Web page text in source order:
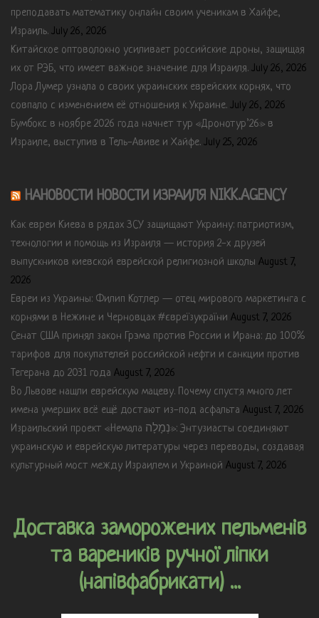
преподавать математику онлайн своим ученикам в Хайфе,
Израиль. July 26, 2026
Китайское оптоволокно усиливает российские дроны, защищая
их от РЭБ, что имеет важное значение для Израиля. July 26, 2026
Лора Лумер узнала о своих украинских еврейских корнях, что
совпало с изменением её отношения к Украине. July 26, 2026
Бумбокс в ноябре 2026 года начнет тур «Дронотур’26» в
Израиле, выступив в Тель-Авиве и Хайфе. July 25, 2026
НАНОВОСТИ НОВОСТИ ИЗРАИЛЯ NIKK.AGENCY
Как евреи Киева в рядах ЗСУ защищают Украину: патриотизм,
технологии и помощь из Израиля — история 2-х друзей
выпускников киевской еврейской религиозной школы August 7,
2026
Евреи из Украины: Филип Котлер — отец мирового маркетинга с
корнями в Нежине и Черновцах #євреїзукраїни August 7, 2026
Сенат США принял закон Грэма против России и Ирана: до 100%
тарифов для покупателей российской нефти и санкции против
Тегерана до 2031 года August 7, 2026
Во Львове нашли еврейскую мацеву. Почему спустя много лет
имена умерших всё ещё достают из-под асфальта August 7, 2026
Израильский проект «Немала נְמָלָה»: Энтузиасты соединяют
украинскую и еврейскую литературы через переводы, создавая
культурный мост между Израилем и Украиной August 7, 2026
Доставка заморожених пельменів
та вареників ручної ліпки
(напівфабрикати) ...